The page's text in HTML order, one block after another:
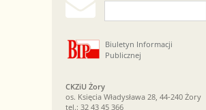
Biuletyn Informacji
Publicznej
CKZiU Żory
os. Księcia Władysława 28, 44-240 Żory
tel.: 32 43 45 366